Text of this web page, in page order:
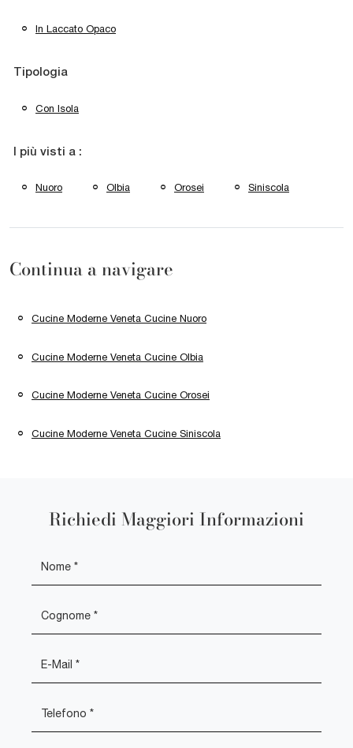
In Laccato Opaco
Tipologia
Con Isola
I più visti a :
Nuoro Olbia Orosei Siniscola
Continua a navigare
Cucine Moderne Veneta Cucine Nuoro
Cucine Moderne Veneta Cucine Olbia
Cucine Moderne Veneta Cucine Orosei
Cucine Moderne Veneta Cucine Siniscola
Richiedi Maggiori Informazioni